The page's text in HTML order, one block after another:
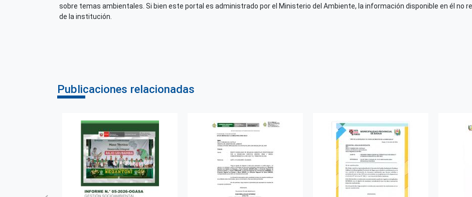
sobre temas ambientales. Si bien este portal es administrado por el Ministerio del Ambiente, la información disponible en él no
de la institución.
Publicaciones relacionadas